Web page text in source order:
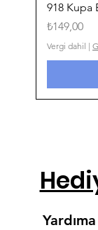
918 Kupa
Fiyat
₺149,00
Vergi dahil |